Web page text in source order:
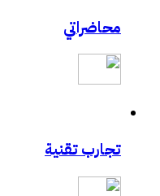
محاضراتي
تجارب تقنية